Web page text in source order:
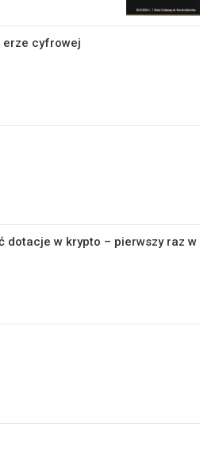
erze cyfrowej
dotacje w krypto – pierwszy raz w